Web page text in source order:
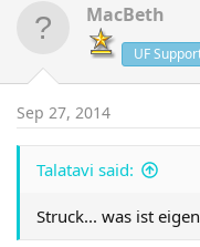
MacBeth
UF
Sep 27, 2014
Talatavi said:
Struck... was ist